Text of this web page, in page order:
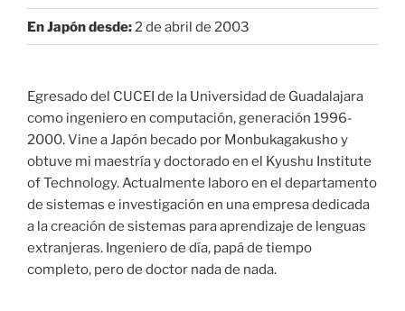
En Japón desde:2 de abril de 2003
Egresado del CUCEI de la Universidad de Guadalajara
como ingeniero en computación, generación 1996-
2000. Vine a Japón becado por Monbukagakusho y
obtuve mi maestría y doctorado en el Kyushu Institute
of Technology. Actualmente laboro en el departamento
de sistemas e investigación en una empresa dedicada
a la creación de sistemas para aprendizaje de lenguas
extranjeras. Ingeniero de día, papá de tiempo
completo, pero de doctor nada de nada.